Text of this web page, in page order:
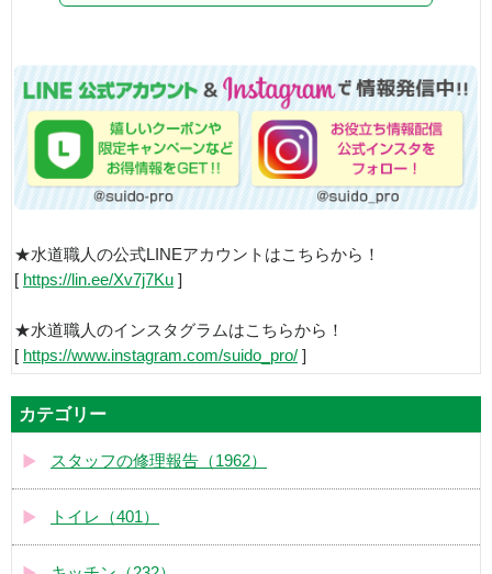
★水道職人の公式LINEアカウントはこちらから！
[ https://lin.ee/Xv7j7Ku ]
★水道職人のインスタグラムはこちらから！
[ https://www.instagram.com/suido_pro/ ]
カテゴリー
スタッフの修理報告（1962）
トイレ（401）